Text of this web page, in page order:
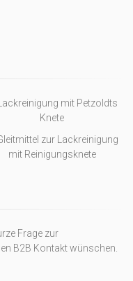
Frage zur
B2B Kontakt wünschen.